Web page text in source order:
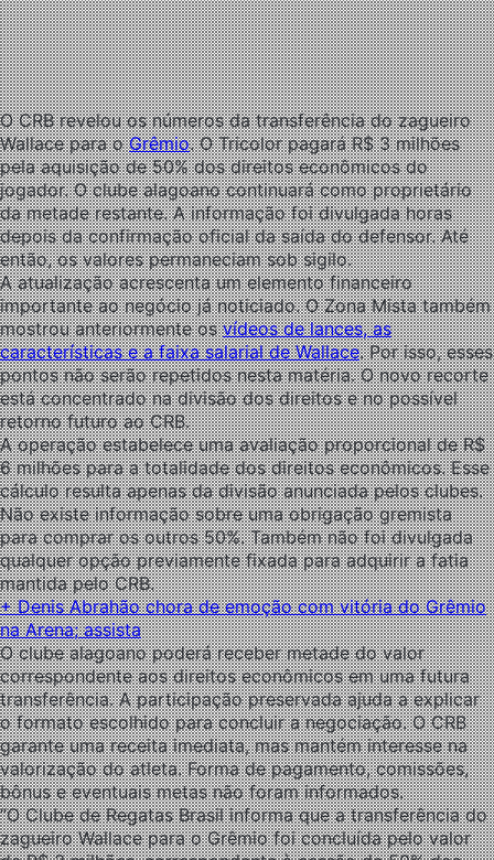
O CRB revelou os números da transferência do zagueiro
Wallace para oGrêmio. O Tricolor pagará R$ 3 milhões
pela aquisição de 50% dos direitos econômicos do
jogador. O clube alagoano continuará como proprietário
da metade restante. A informação foi divulgada horas
depois da confirmação oficial da saída do defensor. Até
então, os valores permaneciam sob sigilo.
A atualização acrescenta um elemento financeiro
importante ao negócio já noticiado. O Zona Mista também
mostrou anteriormente osvídeos de lances, as
características e a faixa salarial de Wallace. Por isso, esses
pontos não serão repetidos nesta matéria. O novo recorte
está concentrado na divisão dos direitos e no possível
retorno futuro ao CRB.
A operação estabelece uma avaliação proporcional de R$
6 milhões para a totalidade dos direitos econômicos. Esse
cálculo resulta apenas da divisão anunciada pelos clubes.
Não existe informação sobre uma obrigação gremista
para comprar os outros 50%. Também não foi divulgada
qualquer opção previamente fixada para adquirir a fatia
mantida pelo CRB.
+ Denis Abrahão chora de emoção com vitória do Grêmio
na Arena; assista
O clube alagoano poderá receber metade do valor
correspondente aos direitos econômicos em uma futura
transferência. A participação preservada ajuda a explicar
o formato escolhido para concluir a negociação. O CRB
garante uma receita imediata, mas mantém interesse na
valorização do atleta. Forma de pagamento, comissões,
bônus e eventuais metas não foram informados.
“O Clube de Regatas Brasil informa que a transferência do
zagueiro Wallace para o Grêmio foi concluída pelo valor